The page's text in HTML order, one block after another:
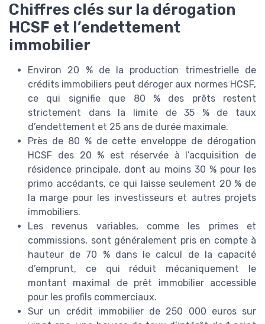
Chiffres clés sur la dérogation
HCSF et l’endettement
immobilier
Environ 20 % de la production trimestrielle de
crédits immobiliers peut déroger aux normes HCSF,
ce qui signifie que 80 % des prêts restent
strictement dans la limite de 35 % de taux
d’endettement et 25 ans de durée maximale.
Près de 80 % de cette enveloppe de dérogation
HCSF des 20 % est réservée à l’acquisition de
résidence principale, dont au moins 30 % pour les
primo accédants, ce qui laisse seulement 20 % de
la marge pour les investisseurs et autres projets
immobiliers.
Les revenus variables, comme les primes et
commissions, sont généralement pris en compte à
hauteur de 70 % dans le calcul de la capacité
d’emprunt, ce qui réduit mécaniquement le
montant maximal de prêt immobilier accessible
pour les profils commerciaux.
Sur un crédit immobilier de 250 000 euros sur